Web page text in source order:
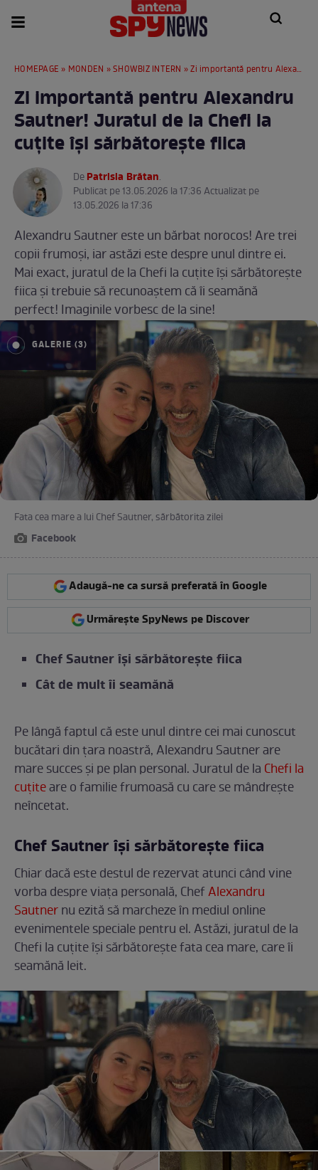
HOMEPAGE » MONDEN »SHOWBIZ INTERN » Zi importantă pentru Alexandru Sautner! Juratul de la Chefi la cuțite își sărbătorește fiica
Zi importantă pentru Alexandru
Sautner! Juratul de la Chefi la
cuțite își sărbătorește fiica
DePatrisia Brătan.
Publicat pe 13.05.2026 la 17:36 Actualizat pe
13.05.2026 la 17:36
Alexandru Sautner este un bărbat norocos! Are trei
copii frumoși, iar astăzi este despre unul dintre ei.
Mai exact, juratul de la Chefi la cuțite își sărbătorește
fiica și trebuie să recunoaștem că îi seamănă
perfect! Imaginile vorbesc de la sine!
GALERIE (3)
Fata cea mare a lui Chef Sautner, sărbătorita zilei
Facebook
Adaugă-ne ca sursă preferată în Google
Urmărește SpyNews pe Discover
Chef Sautner își sărbătorește fiica
Cât de mult îi seamănă
Pe lângă faptul că este unul dintre cei mai cunoscut
bucătari din țara noastră, Alexandru Sautner are
mare succes și pe plan personal. Juratul de la Chefi la
cuțiteare o familie frumoasă cu care se mândrește
neîncetat.
Chef Sautner își sărbătorește fiica
Chiar dacă este destul de rezervat atunci când vine
vorba despre viața personală, ChefAlexandru
Sautnernu ezită să marcheze în mediul online
evenimentele speciale pentru el. Astăzi, juratul de la
Chefi la cuțite își sărbătorește fata cea mare, care îi
seamănă leit.